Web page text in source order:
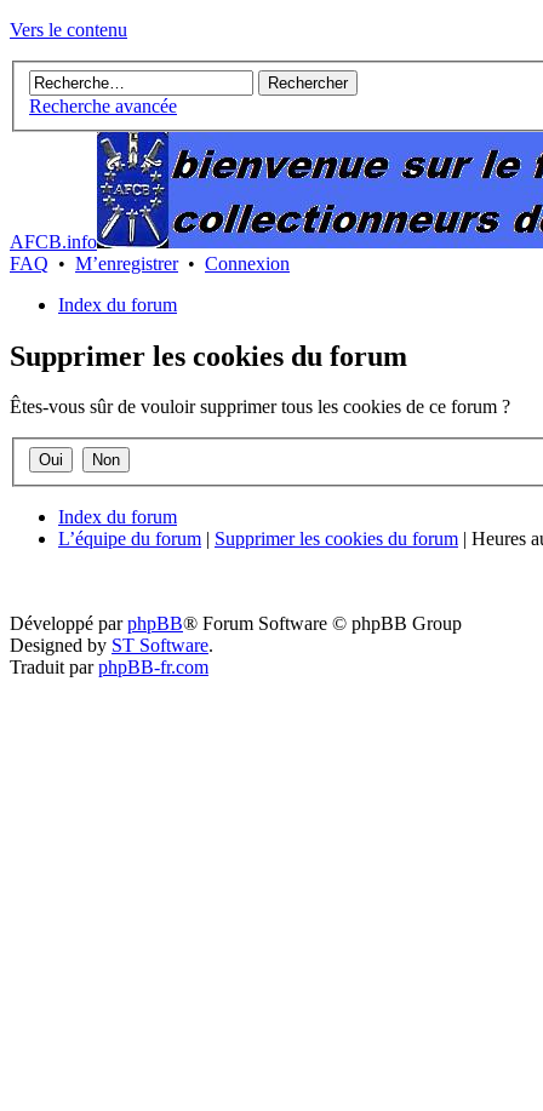
Vers le contenu
Recherche avancée
AFCB.info
FAQ • M’enregistrer • Connexion
Index du forum
Supprimer les cookies du forum
Êtes-vous sûr de vouloir supprimer tous les cookies de ce forum ?
Index du forum
L’équipe du forum | Supprimer les cookies du forum | Heures
Développé parphpBB® Forum Software © phpBB Group
Designed by ST Software.
Traduit parphpBB-fr.com